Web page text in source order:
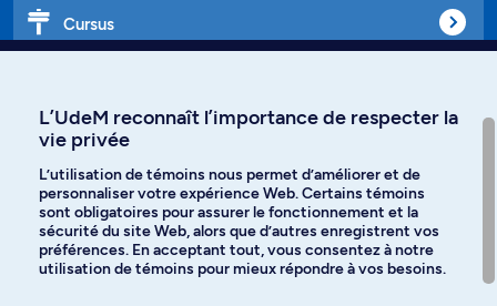
Cursus
Langues
Facebook Instagram
L’UdeM reconnaît l’importance de respecter la
vie privée
L’utilisation de témoins nous permet d’améliorer et de
personnaliser votre expérience Web. Certains témoins
sont obligatoires pour assurer le fonctionnement et la
sécurité du site Web, alors que d’autres enregistrent vos
préférences. En acceptant tout, vous consentez à notre
utilisation de témoins pour mieux répondre à vos besoins.